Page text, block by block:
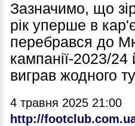
Зазначимо, що
рік уперше в
перебрався до
кампанії-2023/
виграв жодного
4 травня 2025 21:00
http://